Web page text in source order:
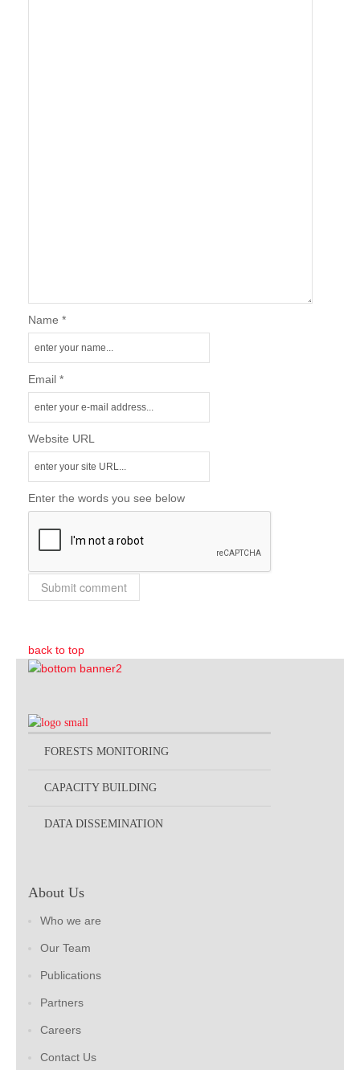
Name *
Email *
Website URL
Enter the words you see below
back to top
FORESTS MONITORING
CAPACITY BUILDING
DATA DISSEMINATION
About Us
Who we are
Our Team
Publications
Partners
Careers
Contact Us